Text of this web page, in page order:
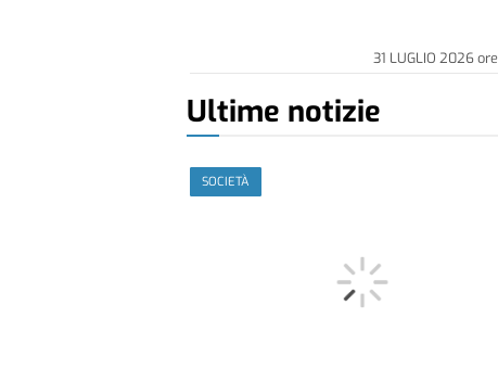
31 LUGLIO 2026ore
Ultime notizie
SOCIETÀ